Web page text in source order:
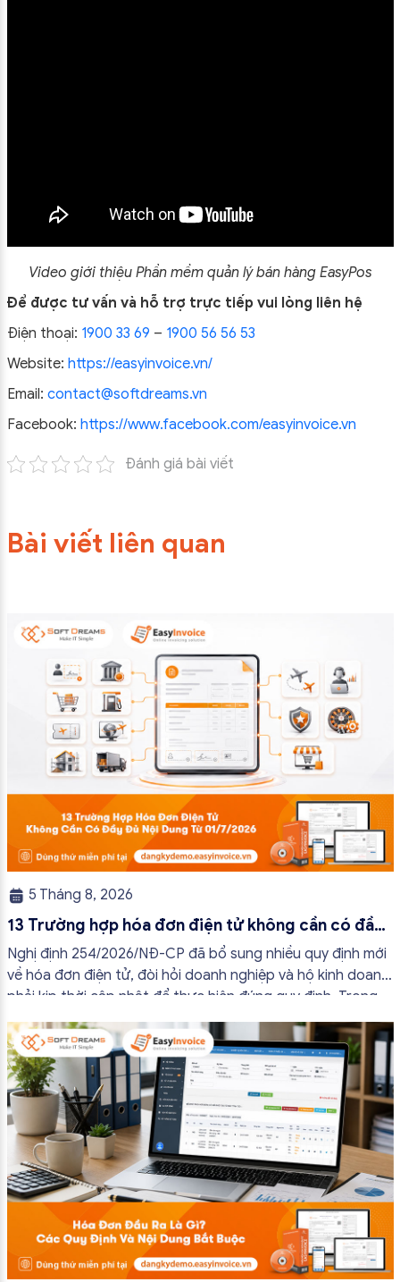
Video giới thiệu Phần mềm quản lý bán hàng EasyPos
Để được tư vấn và hỗ trợ trực tiếp vui lòng liên hệ
Điện thoại: 1900 33 69 – 1900 56 56 53
Website: https://easyinvoice.vn/
Email: contact@softdreams.vn
Facebook: https://www.facebook.com/easyinvoice.vn
Đánh giá bài viết
Bài viết liên quan
5 Tháng 8, 2026
13 Trường hợp hóa đơn điện tử không cần có đầy
đủ nội dung từ 01/7/2026
Nghị định 254/2026/NĐ-CP đã bổ sung nhiều quy định mới
về hóa đơn điện tử, đòi hỏi doanh nghiệp và hộ kinh doanh
phải kịp thời cập nhật để thực hiện đúng quy định. Trong
bài viết này, hóa đơn điện tử EasyInvoice sẽ chia sẻ 13
trường hợp hóa đơn điện tử không cần […]